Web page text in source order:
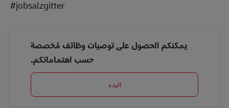
#jobsalzgitter
يمكنكم الحصول على توصيات وظائف مُخصصة
حسب اهتماماتكم.
البدء